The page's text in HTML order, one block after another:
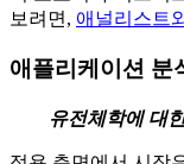
보려면, 애널리스트
애플리케이션 분
유전체학에 대